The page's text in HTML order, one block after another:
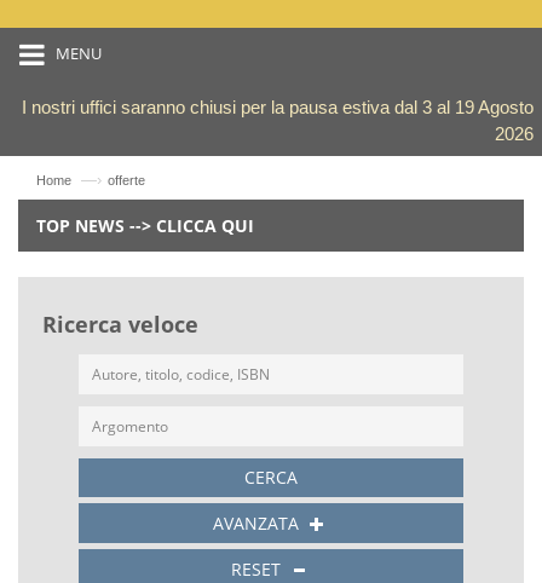
MENU
I nostri uffici saranno chiusi per la pausa estiva dal 3 al 19 Agosto
2026
Home —› offerte
TOP NEWS --> CLICCA QUI
Ricerca veloce
CERCA
AVANZATA
RESET